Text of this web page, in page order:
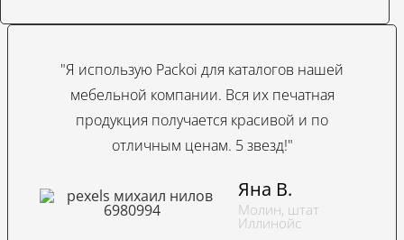
"Я использую Packoi для каталогов нашей
мебельной компании. Вся их печатная
продукция получается красивой и по
отличным ценам. 5 звезд!"
Яна В.
Молин, штат
Иллинойс